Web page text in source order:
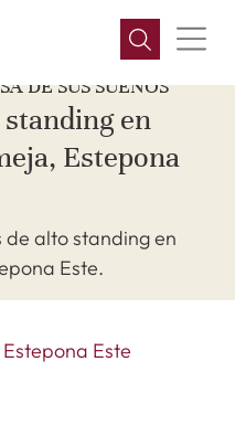
DE SUS SUEÑOS
en
Estepona
alto standing en
Este.
Estepona Este